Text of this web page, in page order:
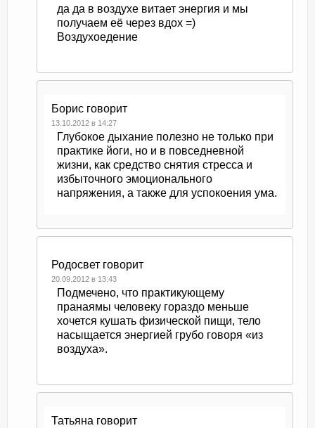
да да в воздухе витает энергия и мы
получаем её через вдох =)
Воздухоедение
Борис говорит
13.10.2012 в 14:27
Глубокое дыхание полезно не только при
практике йоги, но и в повседневной
жизни, как средство снятия стресса и
избыточного эмоционального
напряжения, а также для успокоения ума.
Родосвет говорит
20.09.2012 в 13:43
Подмечено, что практикующему
пранаямы человеку гораздо меньше
хочется кушать физической пищи, тело
насыщается энергией грубо говоря «из
воздуха».
Татьяна говорит